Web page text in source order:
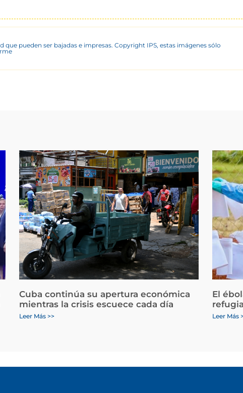
que pueden ser bajadas e impresas. Copyright IPS, estas imágenes sólo
Cuba continúa su apertura económica
mientras la crisis escuece cada día
Leer Más >>
El
Leer Más